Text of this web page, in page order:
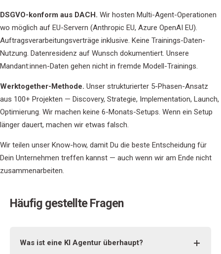
DSGVO-konform aus DACH. Wir hosten Multi-Agent-Operationen
wo möglich auf EU-Servern (Anthropic EU, Azure OpenAI EU).
Auftragsverarbeitungsverträge inklusive. Keine Trainings-Daten-
Nutzung. Datenresidenz auf Wunsch dokumentiert. Unsere
Mandant:innen-Daten gehen nicht in fremde Modell-Trainings.
Werktogether-Methode. Unser strukturierter 5-Phasen-Ansatz
aus 100+ Projekten — Discovery, Strategie, Implementation, Launch,
Optimierung. Wir machen keine 6-Monats-Setups. Wenn ein Setup
länger dauert, machen wir etwas falsch.
Wir teilen unser Know-how, damit Du die beste Entscheidung für
Dein Unternehmen treffen kannst — auch wenn wir am Ende nicht
zusammenarbeiten.
Häufig gestellte Fragen
Was ist eine KI Agentur überhaupt?